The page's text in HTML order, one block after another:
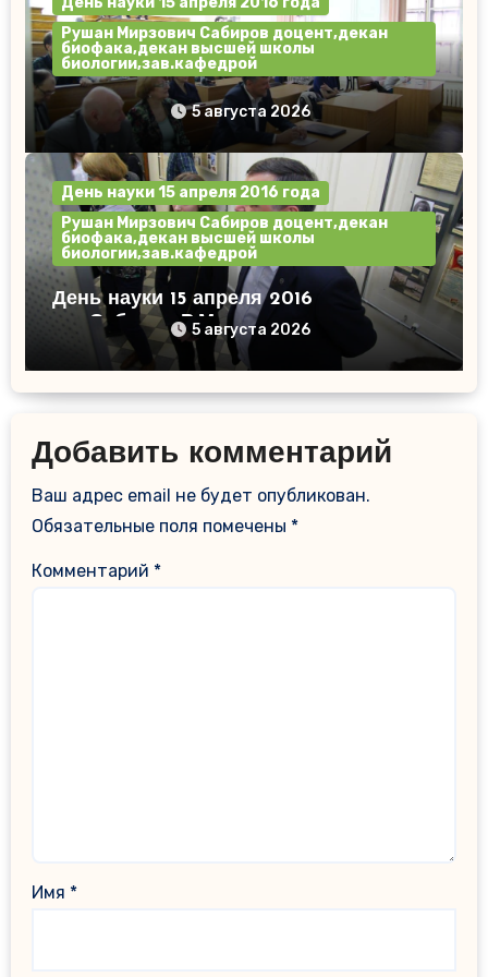
Рушан Мирзович Сабиров доцент,декан
биофака,декан высшей школы
биологии,зав.кафедрой
День науки 15 апреля 2016 год.
5 августа 2026
День науки 15 апреля 2016 года
Рушан Мирзович Сабиров доцент,декан
биофака,декан высшей школы
биологии,зав.кафедрой
День науки 15 апреля 2016
год.Сабиров Р.М.5 августа 2026
Добавить комментарий
Ваш адрес email не будет опубликован.
Обязательные поля помечены *
Комментарий *
Имя *